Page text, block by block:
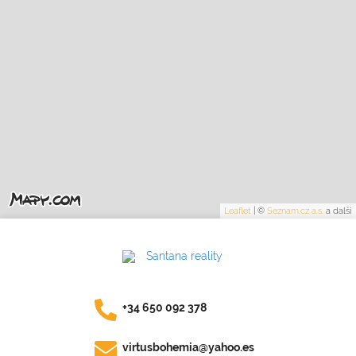
Leaflet ©Seznam.cz a.s. a další
+34 650 092 378
virtusbohemia@yahoo.es